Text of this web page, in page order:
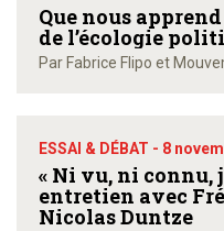
Que nous
de l’écologie
Par Fabrice Flipo et
ESSAI & DÉBAT - 8
« Ni vu, ni connu,
entretien avec
Nicolas Duntze